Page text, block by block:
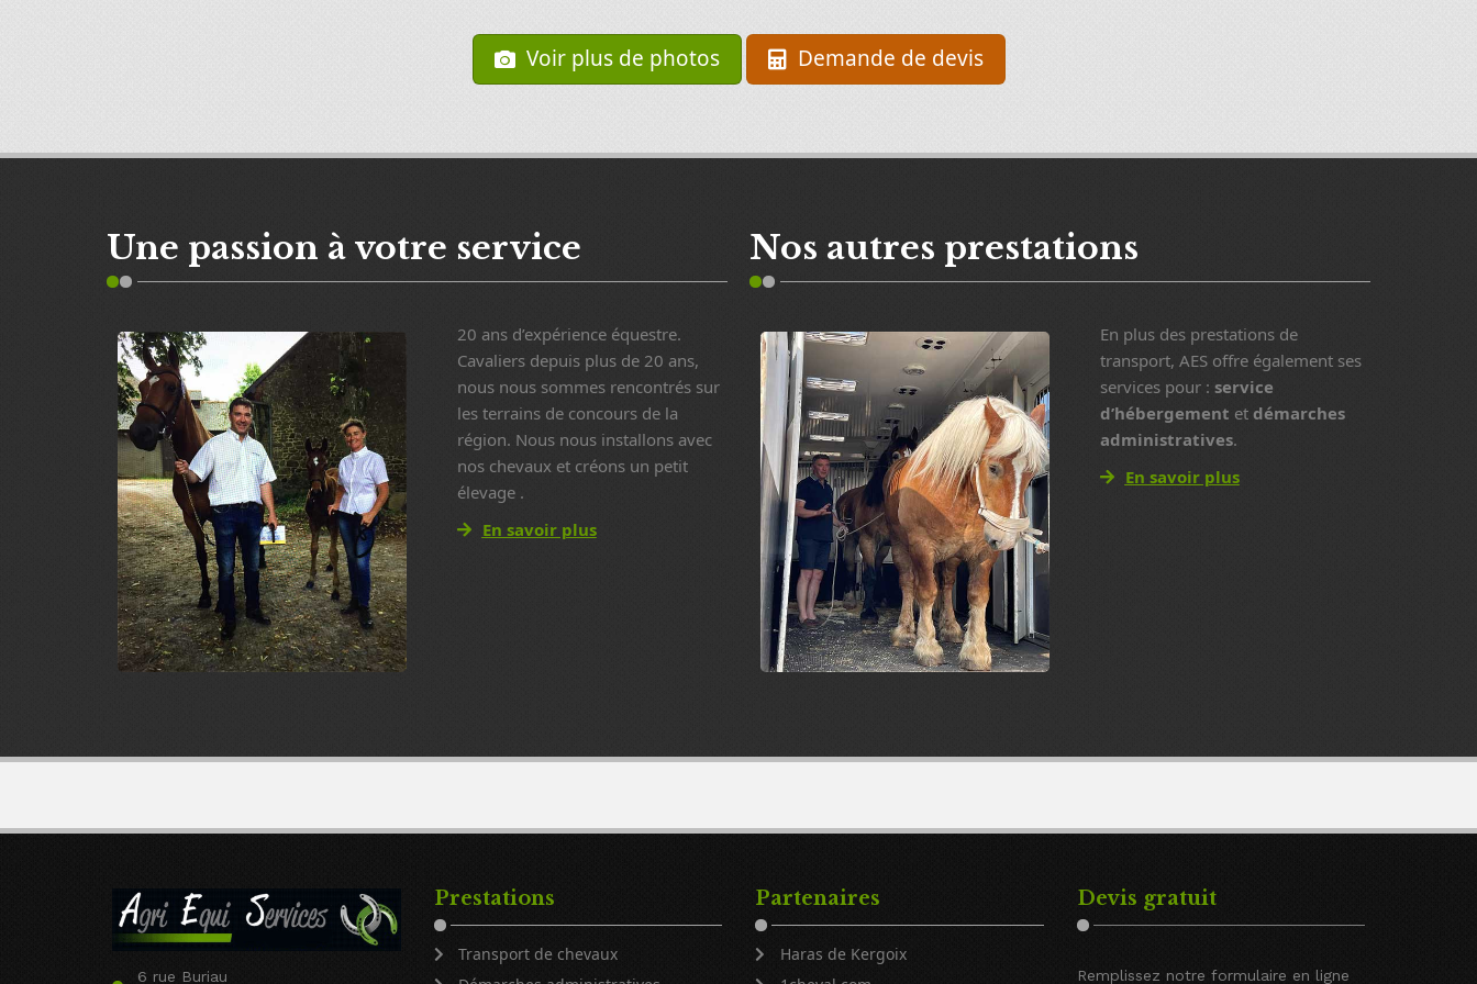
Voir plus de photos Demande de devis
Une passion à votre service
20 ans d’expérience équestre.
Cavaliers depuis plus de 20 ans,
nous nous sommes rencontrés sur
les terrains de concours de la
région. Nous nous installons avec
nos chevaux et créons un petit
élevage .
En savoir plus
Nos autres prestations
En plus des prestations de
transport, AES offre également ses
services pour : service
d’hébergement et démarches
administratives.
En savoir plus
6 rue Buriau
Prestations
Transport de chevaux
Partenaires
Haras de Kergoix
Devis gratuit
Remplissez notre formulaire en ligne